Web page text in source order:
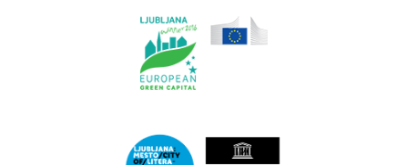
website
Ljubljana.si